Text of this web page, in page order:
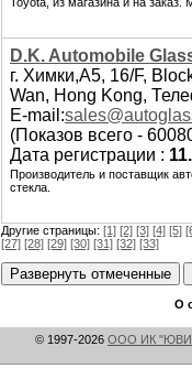
D.K. Automobile
г. Химки,A5, 16/F,
Wan, Hong Kong,
E-mail:
(Показов всего -
Дата регистрации :
Производитель и поставщик
стекла.
Другие страницы: [1] [2] [3] [4] [5]
[27] [28] [29] [30] [31] [32] [33]
О
© 1997-2026 ООО ИК